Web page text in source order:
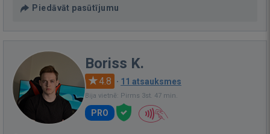
Piedāvāt pasūtījumu
Boriss K.
4.8 · 11 atsauksmes
Bija vietnē: Pirms 3st. 47 min.
PRO